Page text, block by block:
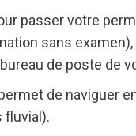
passer votre
sans
de poste de
de naviguer
fluvial).